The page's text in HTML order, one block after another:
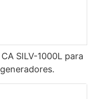
SILV-1000L para